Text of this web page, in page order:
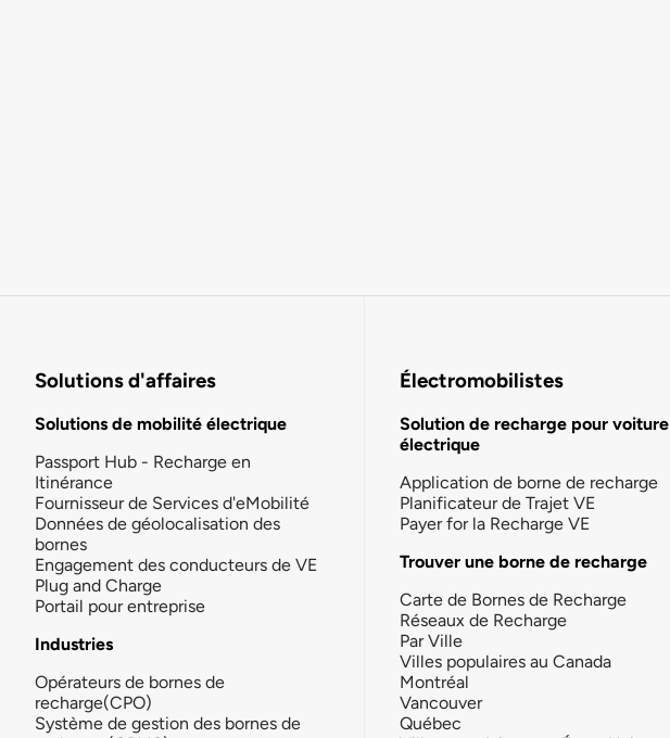
Solutions d'affaires
Solutions de mobilité électrique
Passport Hub - Recharge en
Itinérance
Fournisseur de Services d'eMobilité
Données de géolocalisation des
bornes
Engagement des conducteurs de VE
Plug and Charge
Portail pour entreprise
Industries
Opérateurs de bornes de
recharge(CPO)
Système de gestion des bornes de
Électromobilistes
Solution de recharge pour voiture
électrique
Application de borne de recharge
Planificateur de Trajet VE
Payer for la Recharge VE
Trouver une borne de recharge
Carte de Bornes de Recharge
Réseaux de Recharge
Par Ville
Villes populaires au Canada
Montréal
Vancouver
Québec